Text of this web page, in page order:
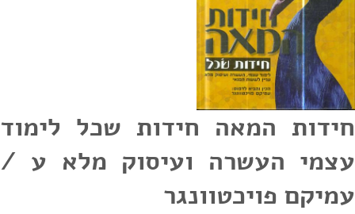
חידות המאה חידות שכל לימוד
עצמי העשרה ועיסוק מלא ע /
עמיקם פויכטוונגר